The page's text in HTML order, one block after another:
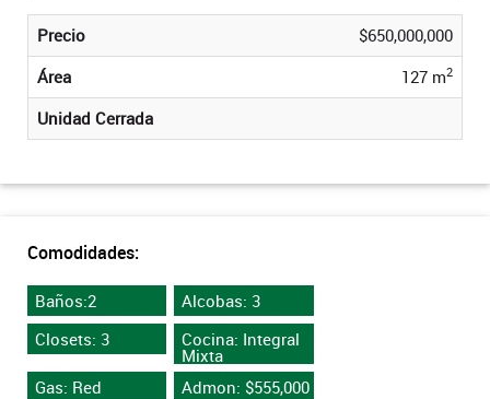
Precio
$650,000,000
Área
127 m2
Unidad Cerrada
Comodidades:
Baños:2
Alcobas: 3
Closets: 3
Cocina: Integral
Mixta
Gas: Red
Admon: $555,000